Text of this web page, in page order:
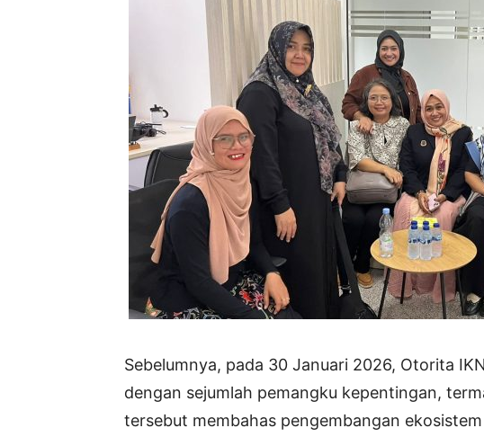
Sebelumnya, pada 30 Januari 2026, Otorita
dengan sejumlah pemangku kepentingan,
tersebut membahas pengembangan